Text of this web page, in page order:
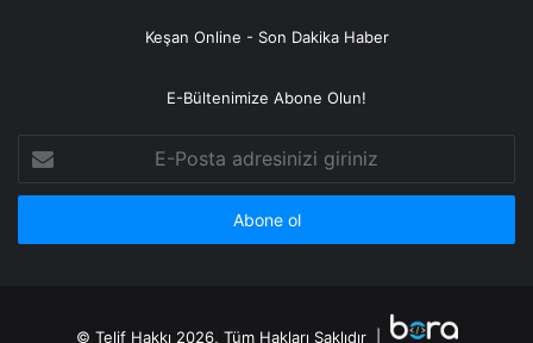
Keşan Online - Son Dakika Haber
E-Bültenimize Abone Olun!
Posta
adresinizi
© Telif Hakkı 2026, Tüm Hakları Saklıdır |